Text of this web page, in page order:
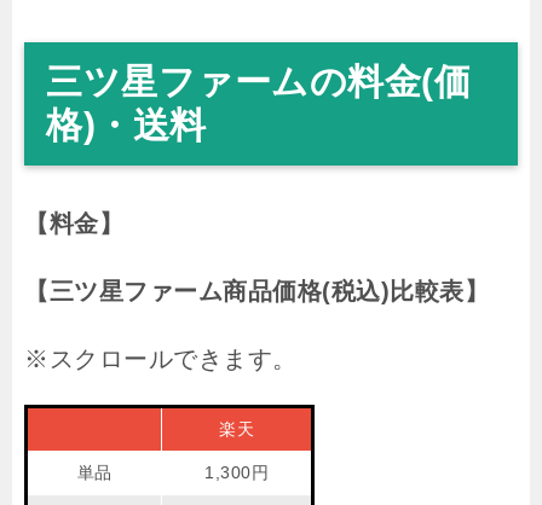
三ツ星ファームの料金(価
格)・送料
【料金】
【三ツ星ファーム商品価格(税込)比較表】
楽天
単品 1,300円